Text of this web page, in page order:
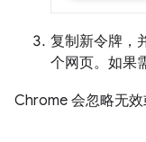
复制新令牌，
个网页。如果
Chrome 会忽略无效